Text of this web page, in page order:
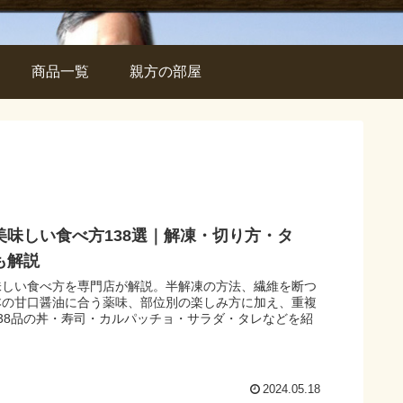
商品一覧 親方の部屋
味しい食べ方138選｜解凍・切り方・タ
解説
い食べ方を専門店が解説。半解凍の方法、繊維を断つ
甘口醤油に合う薬味、部位別の楽しみ方に加え、重複
品の丼・寿司・カルパッチョ・サラダ・タレなどを紹
2024.05.18